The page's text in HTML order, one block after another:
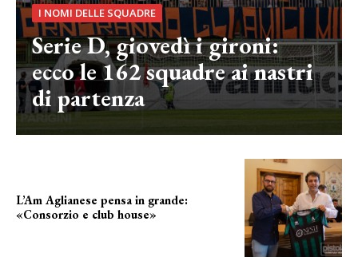
I NOMI DELLE SQUADRE
Serie D, giovedì i gironi:
ecco le 162 squadre ai nastri
di partenza
L’Am Aglianese pensa in grande:
«Consorzio e club house»